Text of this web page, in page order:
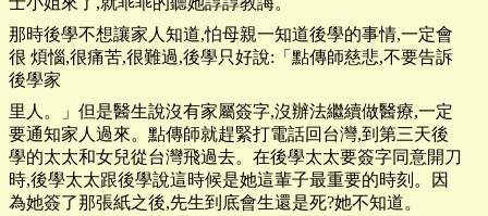
那時後學不想讓家人知道,怕母親一知道後學的事情,一定會
很 煩惱,很痛苦,很難過,後學只好說:「點傳師慈悲,不要告訴
後學家
里人。」但是醫生說沒有家屬簽字,沒辦法繼續做醫療,一定
要通知家人過來。點傳師就趕緊打電話回台灣,到第三天後
學的太太和女兒從台灣飛過去。在後學太太要簽字同意開刀
時,後學太太跟後學說這時候是她這輩子最重要的時刻。因
為她簽了那張紙之後,先生到底會生還是死?她不知道。